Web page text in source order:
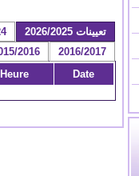
تعيينات 2026/2025
2016/2017
2016
Date
Heure